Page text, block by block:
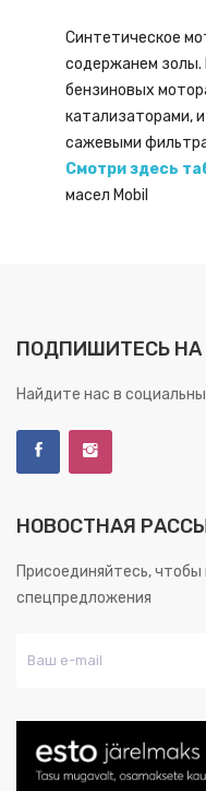
Синтетическое
содержанем золы.
бензиновых
катализаторами,
сажевыми
Смотри здесь
масел Mobil
ПОДПИШИТЕСЬ НА
Найдите нас в
НОВОСТНАЯ
Присоединяйтесь, чтобы
спецпредложения